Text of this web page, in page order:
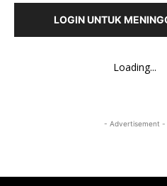
LOGIN UNTUK
Loading...
- Advertisement -